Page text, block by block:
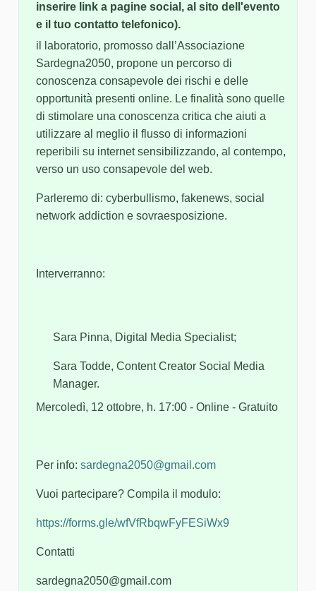
inserire link a pagine social, al sito dell'evento
e il tuo contatto telefonico).
il laboratorio, promosso dall’Associazione
Sardegna2050, propone un percorso di
conoscenza consapevole dei rischi e delle
opportunità presenti online. Le finalità sono quelle
di stimolare una conoscenza critica che aiuti a
utilizzare al meglio il flusso di informazioni
reperibili su internet sensibilizzando, al contempo,
verso un uso consapevole del web.
Parleremo di: cyberbullismo, fakenews, social
network addiction e sovraesposizione.
Interverranno:
Sara Pinna, Digital Media Specialist;
Sara Todde, Content Creator Social Media
Manager.
Mercoledì, 12 ottobre, h. 17:00 - Online - Gratuito
Per info: sardegna2050@gmail.com
Vuoi partecipare? Compila il modulo:
https://forms.gle/wfVfRbqwFyFESiWx9
Contatti
sardegna2050@gmail.com